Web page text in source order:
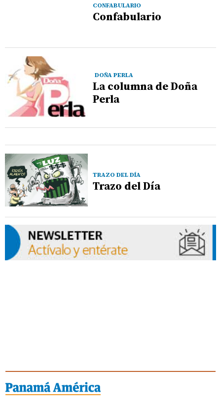
CONFABULARIO
Confabulario
DOÑA PERLA
La columna de Doña
Perla
TRAZO DEL DÍA
Trazo del Día